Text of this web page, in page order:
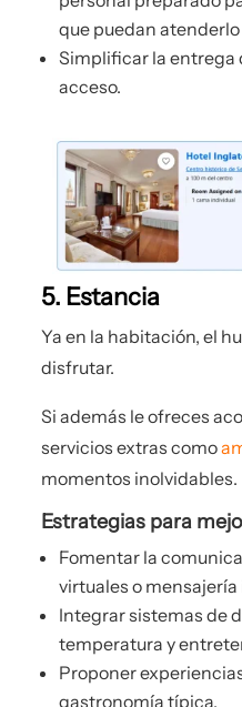
que puedan
Simplificar la entrega
acceso.
5. Estancia
Ya en la habitación, el
disfrutar.
Si además le ofreces
servicios extras como
momentos inolvidables.
Estrategias para
Fomentar la
virtuales o
Integrar sistemas de
temperatura y
Proponer
gastronomía típica.